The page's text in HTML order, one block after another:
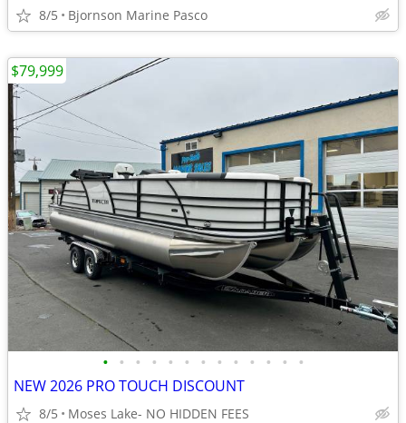
8/5 Bjornson Marine Pasco
• • • • • • • • • • • • •
NEW 2026 PRO TOUCH DISCOUNT
8/5 Moses Lake- NO HIDDEN FEES
$79,999